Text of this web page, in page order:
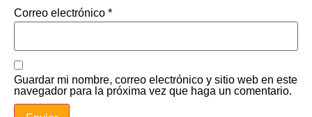
Correo electrónico *
Guardar mi nombre, correo electrónico y sitio web en este
navegador para la próxima vez que haga un comentario.